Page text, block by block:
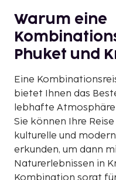
Warum eine
Phuket und
Eine
bietet Ihnen das
lebhafte Atmosphäre
Sie können Ihre
kulturelle und
erkunden, um dann
Naturerlebnissen in